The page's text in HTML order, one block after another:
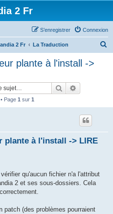
2 Fr
Connexion
S’enregistrer
2 Fr La Traduction
plante à l'install ->
Rechercher
Page 1 sur 1
plante à l'install -> LIRE
qu'aucun fichier n'a l'attribut
2 et ses sous-dossiers. Cela
patch (des problèmes pourraient